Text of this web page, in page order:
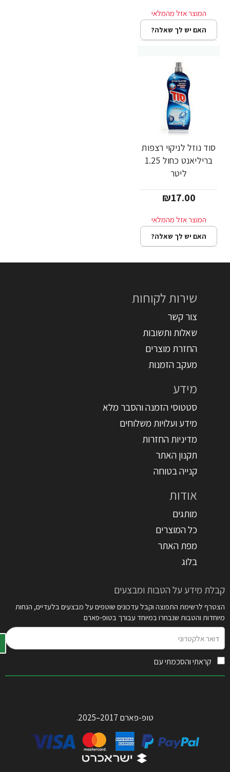
האם יש לך שאלה?
סוד נוזל לניקוי רצפות
בריליאנט כחול 1.25
ליטר
₪17.00
האם יש לך שאלה?
שירות לקוחות
צור קשר
שאלות ותשובות
החזרת מוצרים
מעקב הזמנות
מידע
סטטוסי הזמנה והסבר מלא
מידע ועלויות משלוחים
מדיניות החזרות
תקנון האתר
קנייה בטוחה
אודות
מותגים
כל המוצרים
מפת האתר
בלוג
קבלת מידע על הטבות ומבצעים
הצטרף לרשימת התפוצה וקבל עדכונים שוטפים על מבצעים בלעדיים, הנחות
מיוחדות והטבות שנבחרו במיוחד עבורך בטופ-פארם
אלקטרוני
קראתי והסכמתי עם
טופ-פארם 2017–2025.